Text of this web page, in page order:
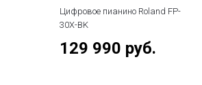
Цифровое пианино Roland FP-
30X-BK
129 990 руб.